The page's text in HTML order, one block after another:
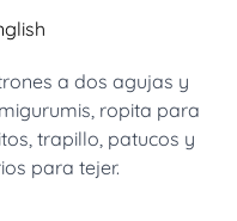
a dos agujas y
ropita para
trapillo, patucos y
para tejer.